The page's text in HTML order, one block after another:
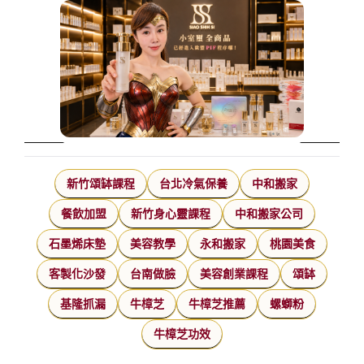
新竹頌缽課程 台北冷氣保養 中和搬家
餐飲加盟 新竹身心靈課程 中和搬家公司
石墨烯床墊 美容教學 永和搬家 桃園美食
客製化沙發 台南做臉 美容創業課程 頌缽
基隆抓漏 牛樟芝 牛樟芝推薦 螺螄粉
牛樟芝功效